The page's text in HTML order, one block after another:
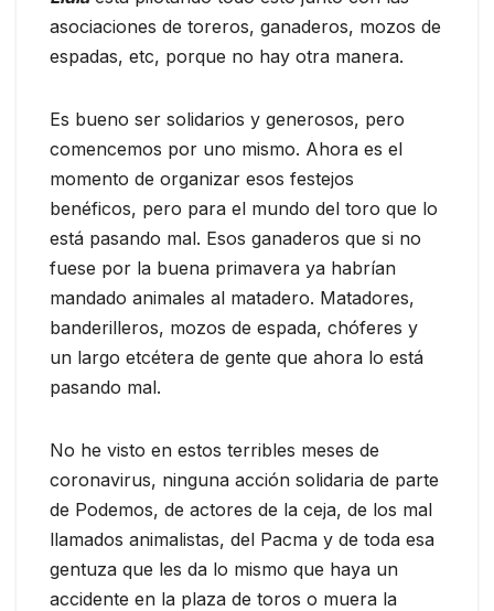
asociaciones de toreros, ganaderos, mozos de
espadas, etc, porque no hay otra manera.
Es bueno ser solidarios y generosos, pero
comencemos por uno mismo. Ahora es el
momento de organizar esos festejos
benéficos, pero para el mundo del toro que lo
está pasando mal. Esos ganaderos que si no
fuese por la buena primavera ya habrían
mandado animales al matadero. Matadores,
banderilleros, mozos de espada, chóferes y
un largo etcétera de gente que ahora lo está
pasando mal.
No he visto en estos terribles meses de
coronavirus, ninguna acción solidaria de parte
de Podemos, de actores de la ceja, de los mal
llamados animalistas, del Pacma y de toda esa
gentuza que les da lo mismo que haya un
accidente en la plaza de toros o muera la